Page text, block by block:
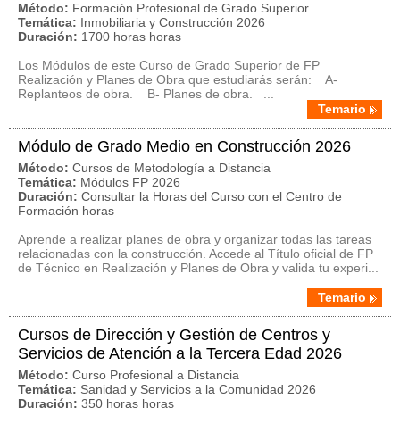
Método: Formación Profesional de Grado Superior
Temática: Inmobiliaria y Construcción 2026
Duración: 1700 horas horas
Los Módulos de este Curso de Grado Superior de FP
Realización y Planes de Obra que estudiarás serán: A-
Replanteos de obra. B- Planes de obra. ...
Temario
Módulo de Grado Medio en Construcción 2026
Método: Cursos de Metodología a Distancia
Temática: Módulos FP 2026
Duración: Consultar la Horas del Curso con el Centro de
Formación horas
Aprende a realizar planes de obra y organizar todas las tareas
relacionadas con la construcción. Accede al Título oficial de FP
de Técnico en Realización y Planes de Obra y valida tu experi...
Temario
Cursos de Dirección y Gestión de Centros y
Servicios de Atención a la Tercera Edad 2026
Método: Curso Profesional a Distancia
Temática: Sanidad y Servicios a la Comunidad 2026
Duración: 350 horas horas